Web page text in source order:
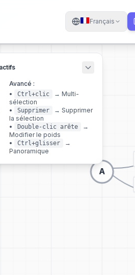
Français
Avancé :
•
Ctrl+clic → Multi-
sélection
•
Supprimer → Supprimer
la sélection
•
Double-clic arête
→
Modifier le poids
•
Ctrl+glisser
→
Panoramique